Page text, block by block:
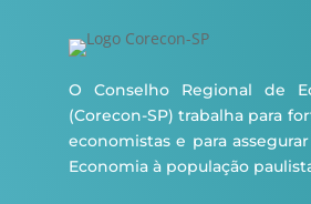
O Conselho Regional de
(Corecon-SP) trabalha para
economistas e para
Economia à população